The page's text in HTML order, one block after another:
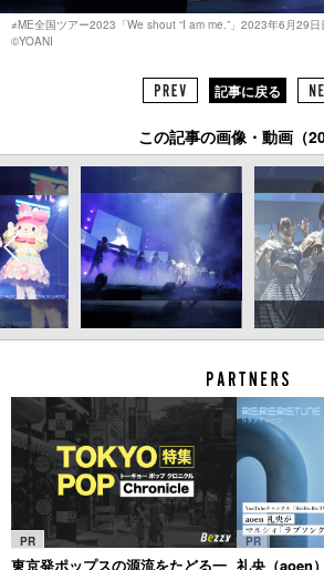
≠ME全国ツアー2023「We shout “I am me.”」2023年6月29日
©︎YOANI
記事に戻る
この記事の画像・動画（20
PR
東京発ポップスの源流をたどる一
PR
礼央（aoen